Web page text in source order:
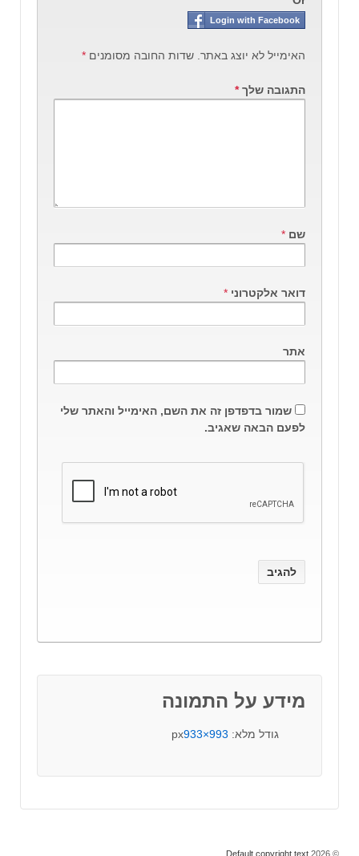
Login with Facebook
האימייל לא יוצג באתר. שדות החובה מסומנים *
התגובה שלך*
שם *
דואר אלקטרוני *
אתר
שמור בדפדפן זה את השם, האימייל והאתר שלי
לפעם הבאה שאגיב.
מידע על התמונה
גודל מלא: 993×933
px
© 2026